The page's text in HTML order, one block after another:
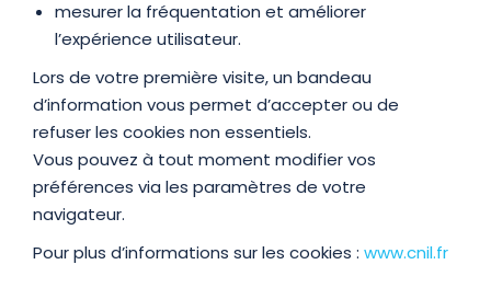
mesurer la fréquentation et améliorer
l’expérience utilisateur.
Lors de votre première visite, un bandeau
d’information vous permet d’accepter ou de
refuser les cookies non essentiels.
Vous pouvez à tout moment modifier vos
préférences via les paramètres de votre
navigateur.
Pour plus d’informations sur les cookies : www.cnil.fr